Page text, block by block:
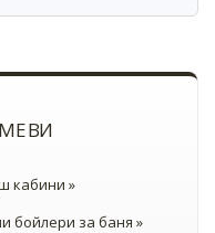
ВИ
кабини »
бойлери за баня »